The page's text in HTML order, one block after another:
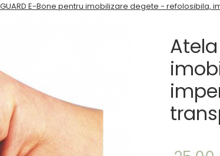
E-Bone pentru imobilizare degete -
Atela